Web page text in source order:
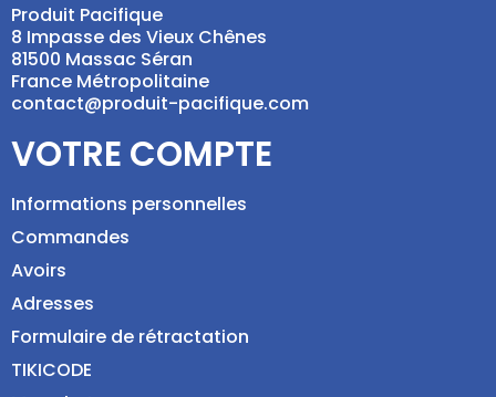
Produit Pacifique
8 Impasse des Vieux Chênes
81500 Massac Séran
France Métropolitaine
contact@produit-pacifique.com
VOTRE COMPTE
Informations personnelles
Commandes
Avoirs
Adresses
Formulaire de rétractation
TIKICODE